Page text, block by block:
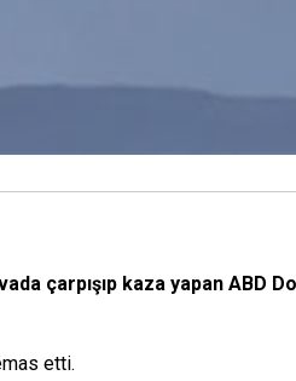
çarpışıp kaza yapan ABD
etti.